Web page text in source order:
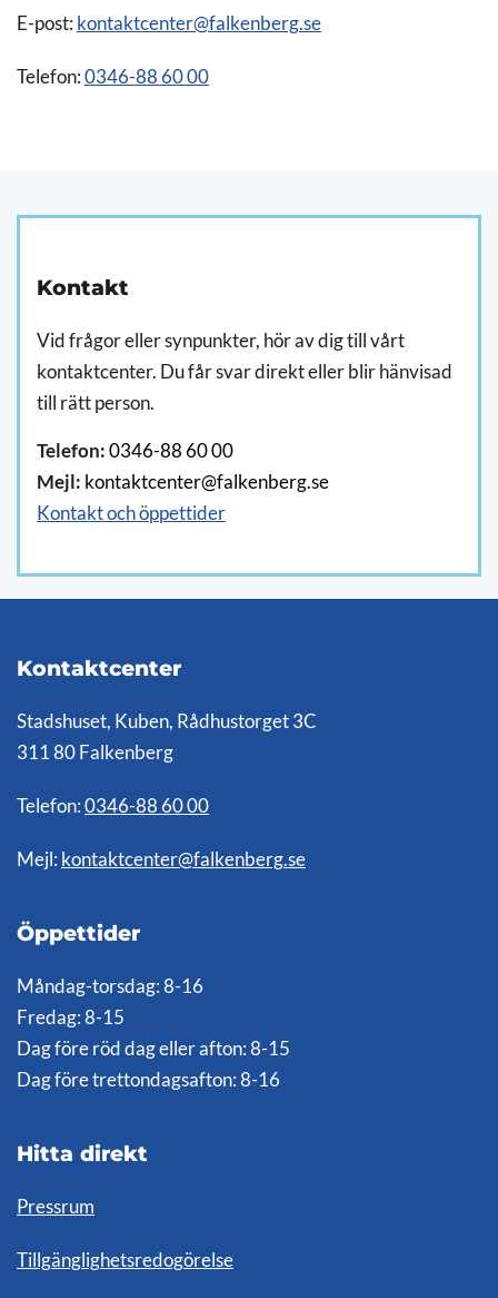
E-post: kontaktcenter@falkenberg.se
Telefon: 0346-88 60 00
Kontakt
Vid frågor eller synpunkter, hör av dig till vårt
kontaktcenter. Du får svar direkt eller blir hänvisad
till rätt person.
Telefon: 0346-88 60 00
Mejl: kontaktcenter@falkenberg.se
Kontakt och öppettider
Kontaktcenter
Stadshuset, Kuben, Rådhustorget 3C
311 80 Falkenberg
Telefon: 0346-88 60 00
Mejl: kontaktcenter@falkenberg.se
Öppettider
Måndag-torsdag: 8-16
Fredag: 8-15
Dag före röd dag eller afton: 8-15
Dag före trettondagsafton: 8-16
Hitta direkt
Pressrum
Tillgänglighetsredogörelse